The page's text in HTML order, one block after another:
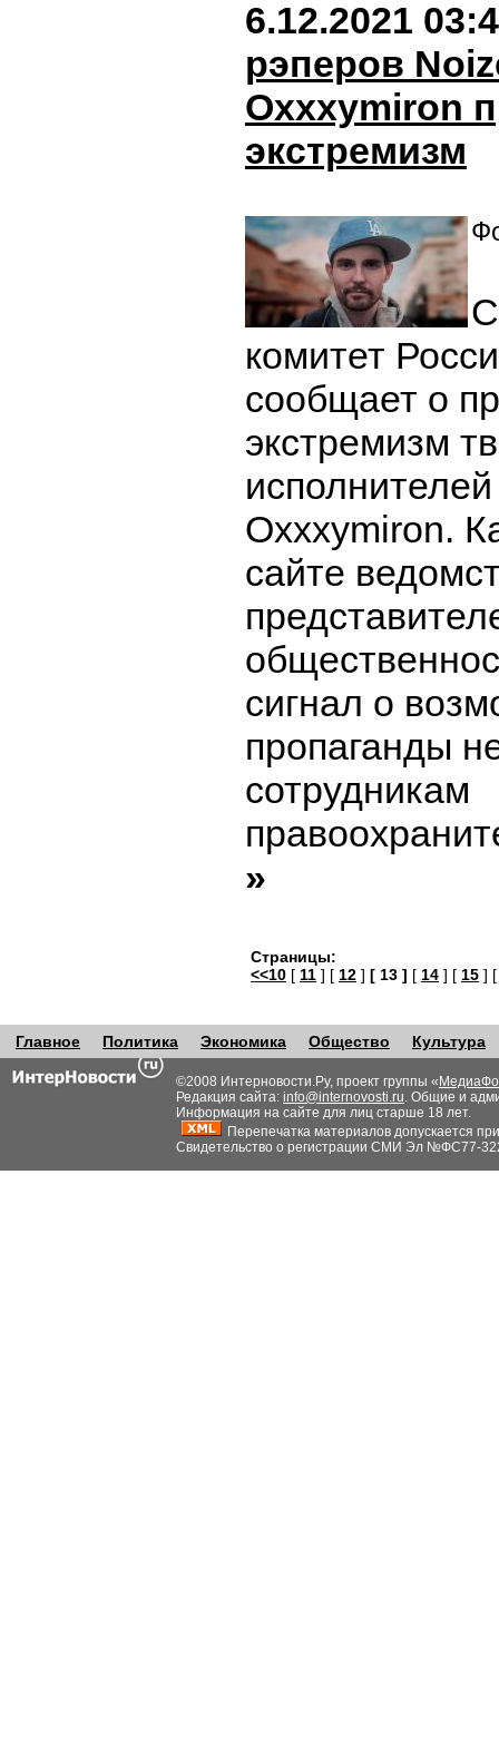
6.12.2021
рэперов
Oxxxymiron
экстремизм
комитет
сообщает о
экстремизм
Oxxxymiron.
сайте
сигнал о
пропаганды
сотрудникам
»
Страницы:
<<10 [ 11 ] [ 12 ] [ 13 ] [ 14 ] [ 15 ]
Главное Политика Экономика Общество Культура
©2008 Интерновости.Ру, проект группы «
Редакция сайта: info@internovosti.ru. Общие и
Информация на сайте для лиц старше 18 лет.
Перепечатка материалов допускается
Свидетельство о регистрации СМИ Эл №ФС77-